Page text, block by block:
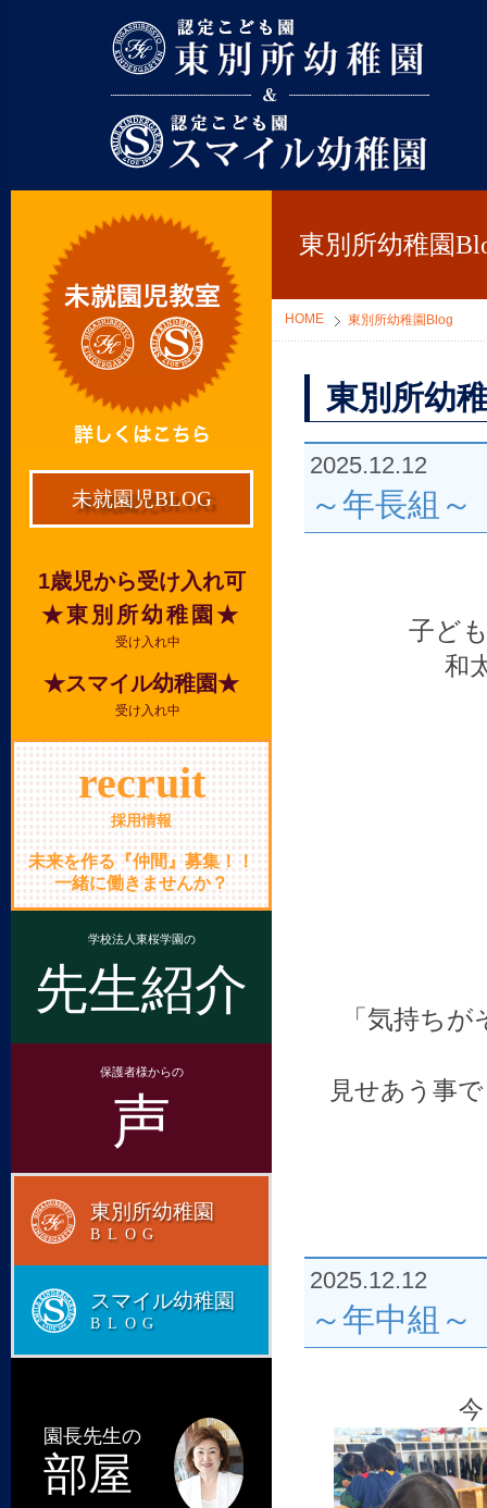
東別所幼稚園
HOME 東別所幼稚園Blog
東別所幼
2025.12.12
～年長組～
子ど
和
「気持ち
見せあう事
2025.12.12
～年中組～
未就園児BLOG
1歳児から受け入れ可
★東別所幼稚園★
受け入れ中
★スマイル幼稚園★
受け入れ中
recruit
採用情報
未来を作る『仲間』募集！！
一緒に働きませんか？
学校法人東桜学園の
先生紹介
保護者様からの
声
東別所幼稚園
BLOG
スマイル幼稚園
BLOG
園長先生の
部屋